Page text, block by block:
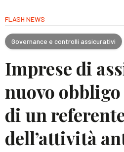
FLASH NEWS
Governance e controlli assicurativi
Imprese di
nuovo
di un
dell’attività